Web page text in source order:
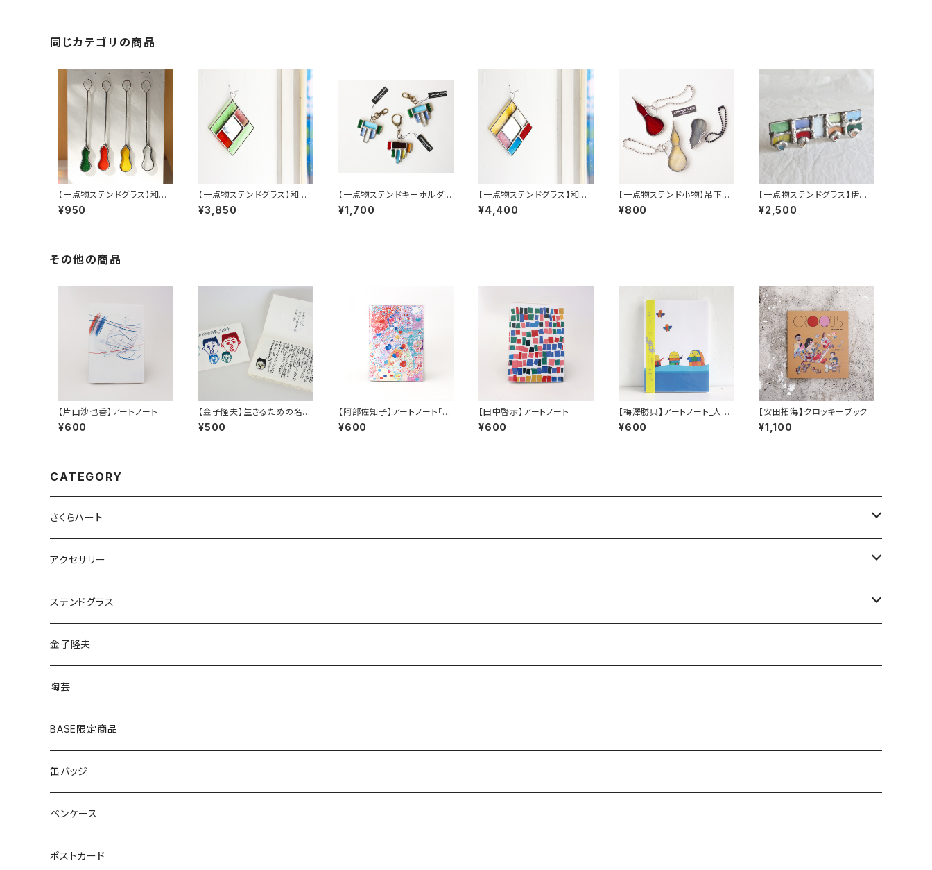
同じカテゴリの商品
【一点物ステンドグラス】和田
良弘／つりさげひょうたん
（長）_クリアカラー
¥950
【一点物ステンドグラス】和田
良弘／ワンダーミラー（引掛
けリング付き）A
¥3,850
【一点物ステンドキーホルダ
ー】カラフル・ワンダーピース
／和田良弘
¥1,700
【一点物ステンドグラス】和田
良弘／ワンダーミラー（引掛
けリング付き）B
¥4,400
【一点物ステンド小物】吊下げ
ひょうたんA〜C／和田良弘
¥800
【一点物ステンドグラス】伊勢
川秀穂／連節バス２台式A
¥2,500
その他の商品
【片山沙也香】アートノート
¥600
【金子隆夫】生きるための名言
集。その４
¥500
【阿部佐知子】アートノート「さ
かな」
¥600
【田中啓示】アートノート
¥600
【梅澤勝典】アートノート_人間
カマキリ(a)
¥600
【安田拓海】クロッキーブック
¥1,100
CATEGORY
さくらハート
ペンダント
ゴールド
シルバー
ピアス
ゴールド
シルバー
アクセサリー
ネックレス
ピアス
イヤリング
ヘアゴム
ポニーフック
ブローチ
ステンドグラス
アクセサリー
イヤリング
ピアス
雑貨・小物
金子隆夫
陶芸
BASE限定商品
缶バッジ
ペンケース
ポストカード